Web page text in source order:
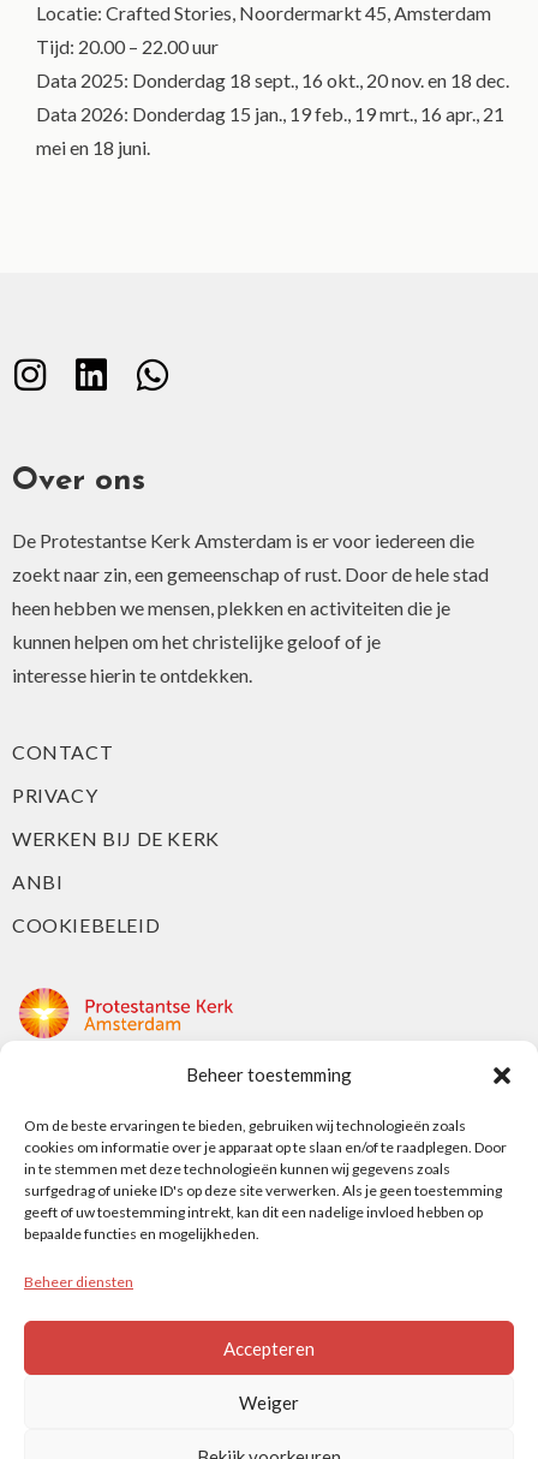
Beheer toestemming
Om de beste ervaringen te bieden, gebruiken wij technologieën zoals
cookies om informatie over je apparaat op te slaan en/of te raadplegen. Door
in te stemmen met deze technologieën kunnen wij gegevens zoals
surfgedrag of unieke ID's op deze site verwerken. Als je geen toestemming
geeft of uw toestemming intrekt, kan dit een nadelige invloed hebben op
bepaalde functies en mogelijkheden.
Beheer diensten
Accepteren
Weiger
Locatie: Crafted Stories, Noordermarkt 45, Amsterdam
Tijd: 20.00 – 22.00 uur
Data 2025: Donderdag 18 sept., 16 okt., 20 nov. en 18 dec.
Data 2026: Donderdag 15 jan., 19 feb., 19 mrt., 16 apr., 21
mei en 18 juni.
Over ons
De Protestantse Kerk Amsterdam is er voor iedereen die
zoekt naar zin, een gemeenschap of rust. Door de hele stad
heen hebben we mensen, plekken en activiteiten die je
kunnen helpen om het christelijke geloof of je
interesse hierin te ontdekken.
CONTACT
PRIVACY
WERKEN BIJ DE KERK
ANBI
COOKIEBELEID
Nieuwe Herengracht 18
1018 DP Amsterdam
t: 020 5353 700
e: info@protestantsamsterdam.nl
Protestantse Diaconie Amsterdam
e: info@diaconie.org